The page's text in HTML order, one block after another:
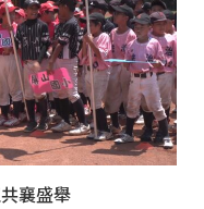
襄盛舉